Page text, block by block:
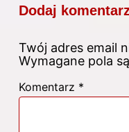
Dodaj
Twój adres email
Wymagane pola
Komentarz *